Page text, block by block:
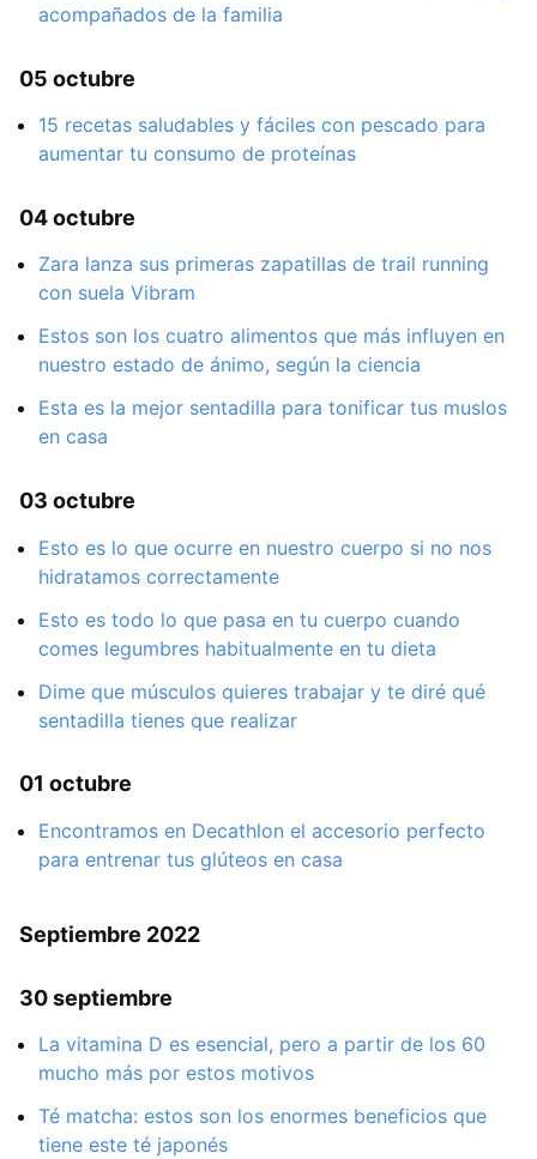
acompañados de la familia
05 octubre
15 recetas saludables y fáciles con pescado para
aumentar tu consumo de proteínas
04 octubre
Zara lanza sus primeras zapatillas de trail running
con suela Vibram
Estos son los cuatro alimentos que más influyen en
nuestro estado de ánimo, según la ciencia
Esta es la mejor sentadilla para tonificar tus muslos
en casa
03 octubre
Esto es lo que ocurre en nuestro cuerpo si no nos
hidratamos correctamente
Esto es todo lo que pasa en tu cuerpo cuando
comes legumbres habitualmente en tu dieta
Dime que músculos quieres trabajar y te diré qué
sentadilla tienes que realizar
01 octubre
Encontramos en Decathlon el accesorio perfecto
para entrenar tus glúteos en casa
Septiembre 2022
30 septiembre
La vitamina D es esencial, pero a partir de los 60
mucho más por estos motivos
Té matcha: estos son los enormes beneficios que
tiene este té japonés